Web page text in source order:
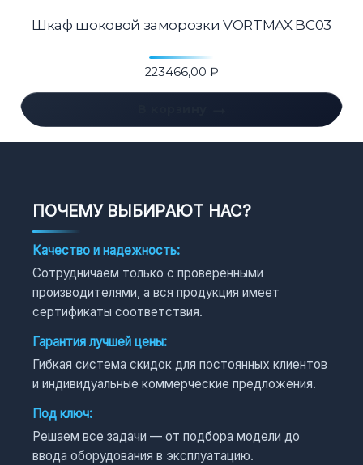
Шкаф шоковой заморозки VORTMAX BC03
223466,00 ₽
ПОЧЕМУ ВЫБИРАЮТ НАС?
Качество и надежность:
Сотрудничаем только с проверенными
производителями, а вся продукция имеет
сертификаты соответствия.
Гарантия лучшей цены:
Гибкая система скидок для постоянных клиентов
и индивидуальные коммерческие предложения.
Под ключ:
Решаем все задачи — от подбора модели до
ввода оборудования в эксплуатацию.